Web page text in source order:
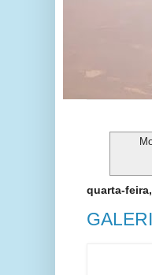
quarta-